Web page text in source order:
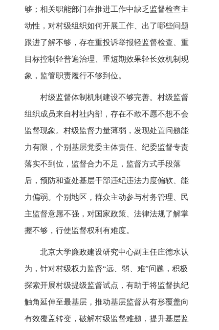
够；相关职能部门在推进工作中缺乏监督检查主
动性，对村级组织如何开展工作、出了哪些问题
跟进了解不够，存在重投诉举报轻监督检查、重
目标控制轻普遍治理、重短期效果轻长效机制现
象，监管职责履行不够到位。
村级监督体制机制建设不够完善。村级监督
组织成员来自村社内部，存在不敢不愿不想不会
监督现象。村级监督力量薄弱，发现处置问题能
力有限，个别基层党委主体责任、纪委监督专责
落实不到位，监督合力不足，监督方式手段落
后，预防和查处基层干部违纪违法力度偏软、能
力偏弱。个别地区，群众主动参与村务管理、民
主监督意愿不强，对国家政策、法律法规了解掌
握不够，行使监督权利有难度。
北京大学廉政建设研究中心副主任庄德水认
为，针对村级权力监督“远、弱、难”问题，积极
探索开展村级提级监督试点，有助于将监督执纪
触角延伸至最基层，推动基层监督从有形覆盖向
有效覆盖转变，破解村级监督难题，提升基层监